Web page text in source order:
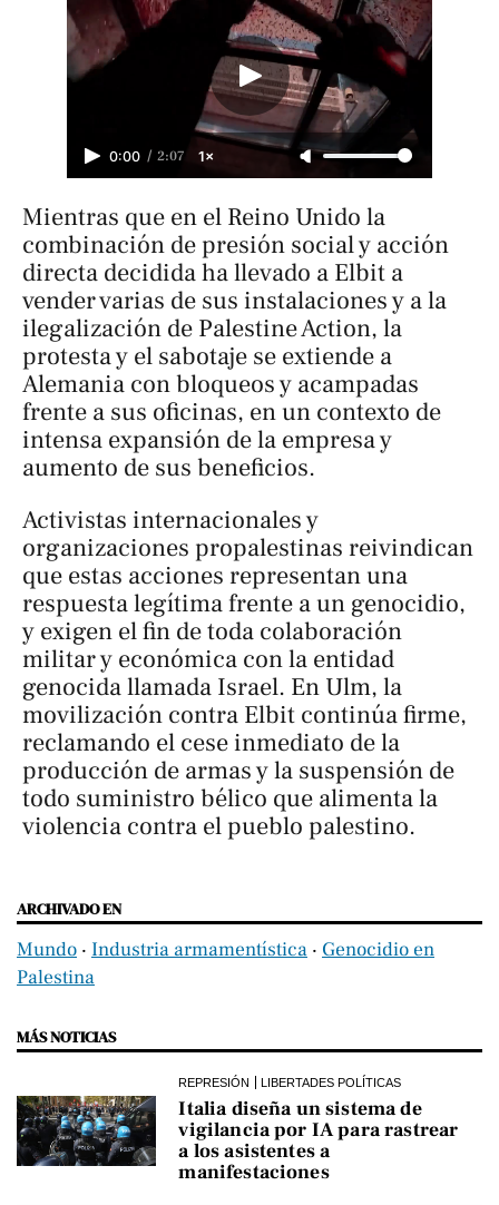
0:00 / 2:07 1×
Mientras que en el Reino Unido la
combinación de presión social y acción
directa decidida ha llevado a Elbit a
vender varias de sus instalaciones y a la
ilegalización de Palestine Action, la
protesta y el sabotaje se extiende a
Alemania con bloqueos y acampadas
frente a sus oficinas, en un contexto de
intensa expansión de la empresa y
aumento de sus beneficios.
Activistas internacionales y
organizaciones propalestinas reivindican
que estas acciones representan una
respuesta legítima frente a un genocidio,
y exigen el fin de toda colaboración
militar y económica con la entidad
genocida llamada Israel. En Ulm, la
movilización contra Elbit continúa firme,
reclamando el cese inmediato de la
producción de armas y la suspensión de
todo suministro bélico que alimenta la
violencia contra el pueblo palestino.
ARCHIVADO EN
Mundo ‧ Industria armamentística ‧ Genocidio en
Palestina
MÁS NOTICIAS
REPRESIÓN LIBERTADES POLÍTICAS
Italia diseña un sistema de
vigilancia por IA para rastrear
a los asistentes a
manifestaciones